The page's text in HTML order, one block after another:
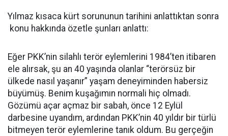
Yılmaz kısaca kürt sorununun tarihini anlattıktan sonra
konu hakkında özetle şunları anlattı:
Eğer PKK’nin silahlı terör eylemlerini 1984’ten itibaren
ele alırsak, şu an 40 yaşında olanlar “terörsüz bir
ülkede nasıl yaşanır” yaşam deneyiminden habersiz
büyümüş. Benim kuşağımın normali hiç olmadı.
Gözümü açar açmaz bir sabah, önce 12 Eylül
darbesine uyandım, ardından PKK’nin 40 yıldır bir türlü
bitmeyen terör eylemlerine tanık oldum. Bu gerçeğin